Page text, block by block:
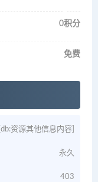
0积分
免费
[db:资源其他信息内容]
永久
403